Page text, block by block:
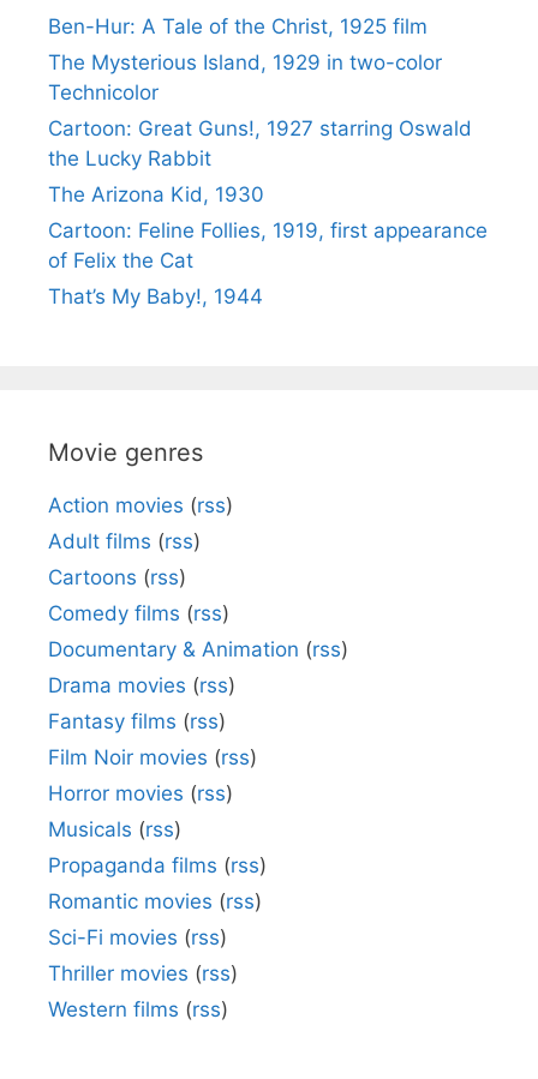
Ben-Hur: A Tale of the Christ, 1925 film
The Mysterious Island, 1929 in two-color
Technicolor
Cartoon: Great Guns!, 1927 starring Oswald
the Lucky Rabbit
The Arizona Kid, 1930
Cartoon: Feline Follies, 1919, first appearance
of Felix the Cat
That’s My Baby!, 1944
Movie genres
Action movies (rss)
Adult films (rss)
Cartoons (rss)
Comedy films (rss)
Documentary & Animation (rss)
Drama movies (rss)
Fantasy films (rss)
Film Noir movies (rss)
Horror movies (rss)
Musicals (rss)
Propaganda films (rss)
Romantic movies (rss)
Sci-Fi movies (rss)
Thriller movies (rss)
Western films (rss)